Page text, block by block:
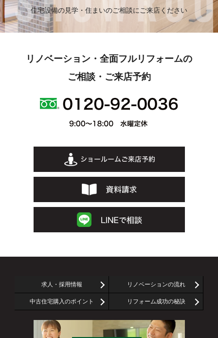
住宅設備の見学・住まいのご相談にご来店ください
リノベーション・全面フルリフォームの
ご相談・ご来店予約
求人・採用情報 リノベーションの流れ
中古住宅購入のポイント リフォーム成功の秘訣